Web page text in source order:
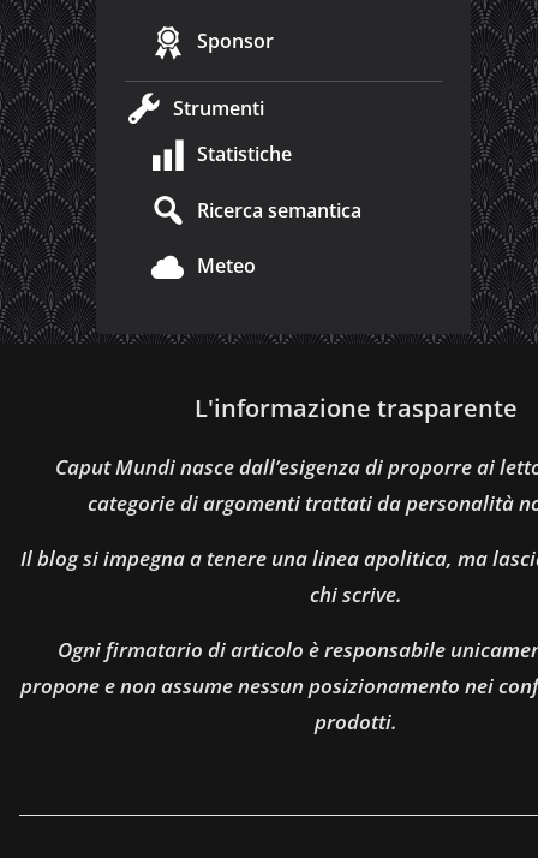
Sponsor
Strumenti
Statistiche
Ricerca semantica
Meteo
L'informazione trasparente
Caput Mundi nasce dall’esigenza di proporre ai
categorie di argomenti trattati da personalità
Il blog si impegna a tenere una linea apolitica, ma
chi scrive.
Ogni firmatario di articolo è responsabile
propone e non assume nessun posizionamento nei
prodotti.